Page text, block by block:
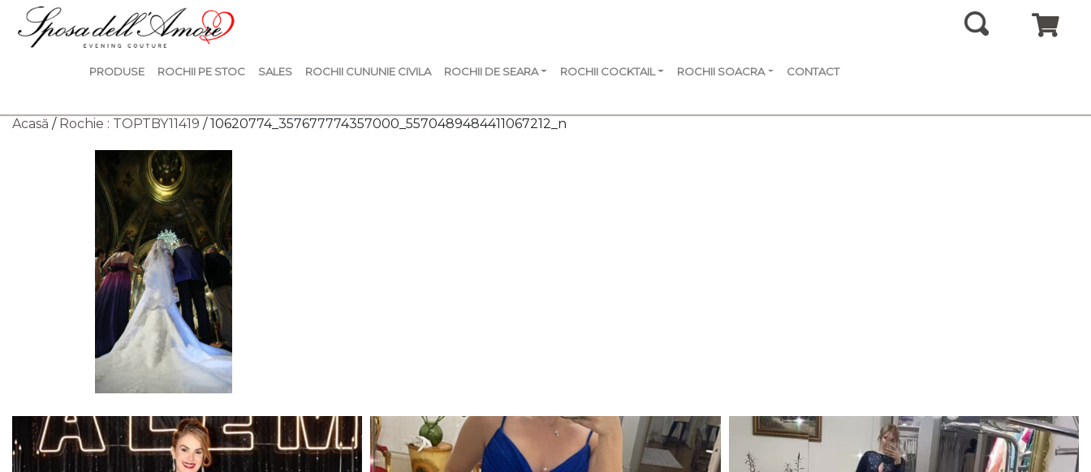
PRODUSE ROCHII PE STOC SALES ROCHII CUNUNIE CIVILA ROCHII DE SEARA ROCHII COCKTAIL ROCHII SOACRA CONTACT
Acasă / Rochie : TOPTBY11419 / 10620774_357677774357000_5570489484411067212_n